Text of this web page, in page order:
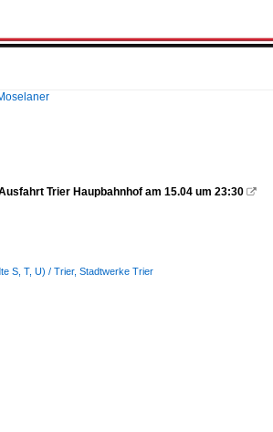
Trier Haupbahnhof am 15.04 um 23:30 
S, T, U) / Trier, Stadtwerke Trier